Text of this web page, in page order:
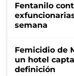
Fentanilo
semana
Femicidio de
un hotel
definición